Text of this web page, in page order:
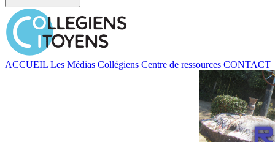
ACCUEIL Les Médias Collégiens Centre de ressources CONTACT